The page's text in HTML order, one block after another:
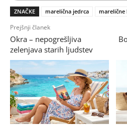
ZNAČKE marelična jedrca marelične
Prejšnji članek
Okra – nepogrešljiva
zelenjava starih ljudstev